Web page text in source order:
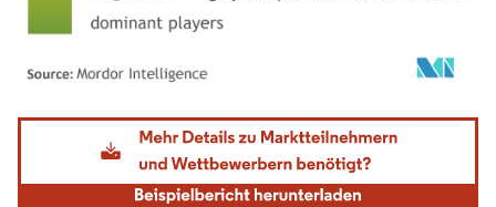
Bild © Mordor Intelligence. Wiederverwendung erfordert Namensnennung gemäß